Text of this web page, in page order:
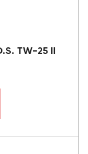
TW-25 II